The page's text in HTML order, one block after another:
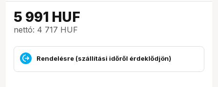
5 991 HUF
nettó: 4 717 HUF
Rendelésre (szállítási időről érdeklődjön)